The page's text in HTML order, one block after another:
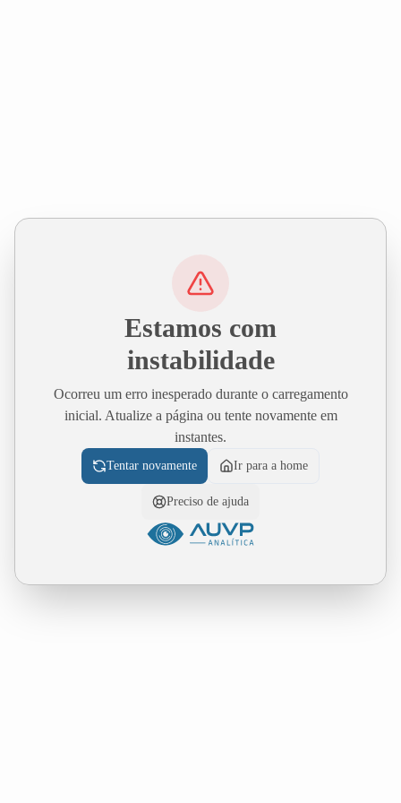
Estamos com
instabilidade
Ocorreu um erro inesperado durante o carregamento
inicial. Atualize a página ou tente novamente em
instantes.
Tentar novamente Ir para a home
Preciso de ajuda